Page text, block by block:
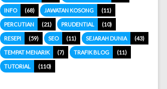
INFO (68) JAWATAN KOSONG (11)
PERCUTIAN (21) PRUDENTIAL (10)
RESEPI (59) SEO (11) SEJARAH DUNIA (43)
TEMPAT MENARIK (7) TRAFIK BLOG (11)
TUTORIAL (110)